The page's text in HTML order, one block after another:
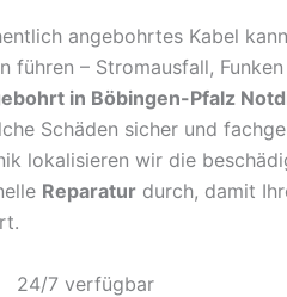
angebohrtes Kabel
führen – Stromausfall,
in Böbingen-Pfalz
Schäden sicher und
lokalisieren wir die
Reparatur durch, damit
24/7 verfügbar